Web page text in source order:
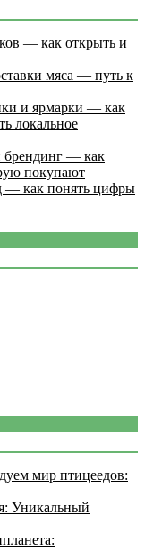
— как открыть и
мяса — путь к
и ярмарки — как
локальное
брендинг — как
покупают
— как понять цифры
мир птицеедов:
Уникальный